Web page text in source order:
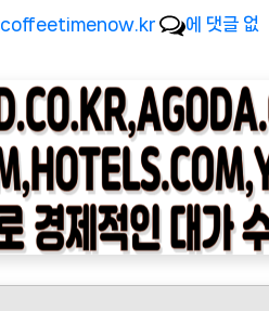
By
coffeetimenow.kr
[커
타
임
나
우
ㅣ
인
에 댓글 없